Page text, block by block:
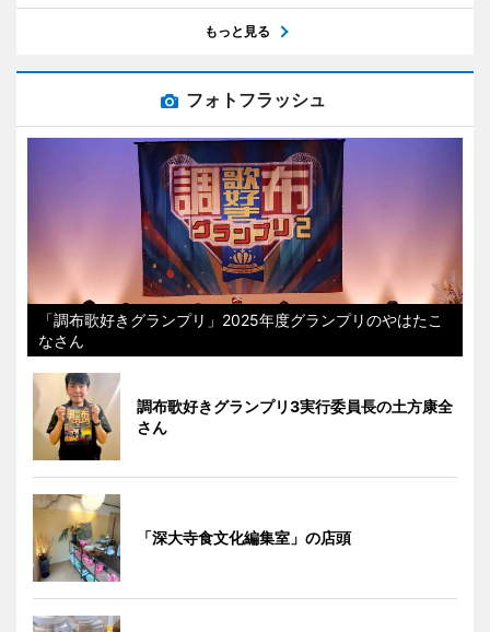
もっと見る
フォトフラッシュ
「調布歌好きグランプリ」2025年度グランプリのやはたこ
なさん
調布歌好きグランプリ3実行委員長の土方康全
さん
「深大寺食文化編集室」の店頭